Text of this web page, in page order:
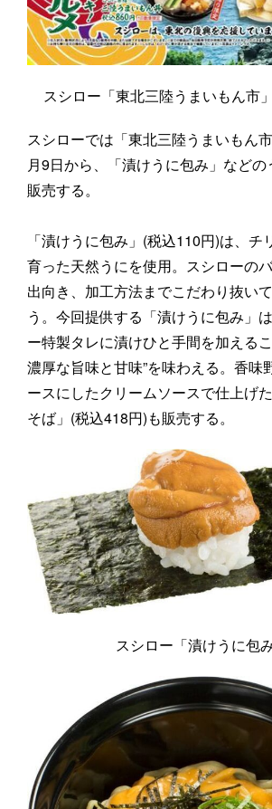
スシロー「東北三陸うまいもん市
スシローでは「東北三陸うまいもん
月9日から、「漬けうに包み」などの
販売する。
「漬けうに包み」(税込110円)は、チ
育った天然うにを使用。スシローの
出向き、加工方法までこだわり抜い
う。今回提供する「漬けうに包み」
ー特製タレに漬けひと手間を加える
濃厚な旨味と甘味”を味わえる。香味
ースにしたクリームソースで仕上げ
そば」(税込418円)も販売する。
スシロー「漬けうに包み